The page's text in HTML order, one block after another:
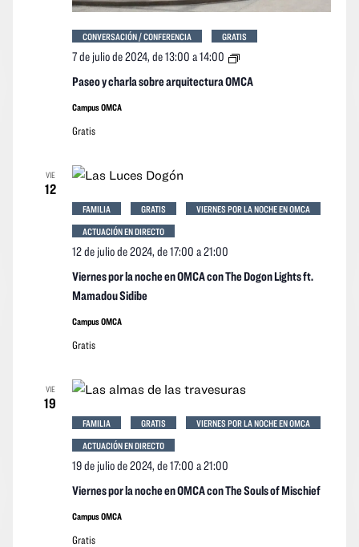
Paseo y charla sobre arquitectura OMCA
7 de julio de 2024, de 13:00 a14:00
Paseo
charla
CONVERSACIÓN / CONFERENCIA GRATIS
Campus OMCA
Gratis
VIE
12
Viernes por la noche en OMCA con The Dogon Lights ft.
Mamadou Sidibe
12 de julio de 2024, de 17:00 a21:00
FAMILIA GRATIS
VIERNES POR LA NOCHE EN OMCA
ACTUACIÓN EN DIRECTO
Campus OMCA
Gratis
VIE
19
Viernes por la noche en OMCA con The Souls of Mischief
19 de julio de 2024, de 17:00 a21:00
FAMILIA GRATIS
VIERNES POR LA NOCHE EN OMCA
ACTUACIÓN EN DIRECTO
Campus OMCA
Gratis